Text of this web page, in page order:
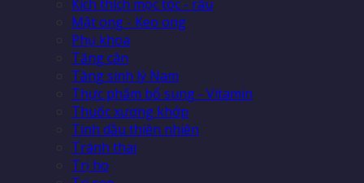
Kích thích mọc tóc - râu
Mật ong - Keo ong
Phụ khoa
Tăng cân
Tăng sinh lý Nam
Thực phẩm bổ sung - Vitamin
Thuốc xương khớp
Tinh dầu thiên nhiên
Tránh thai
Trị ho